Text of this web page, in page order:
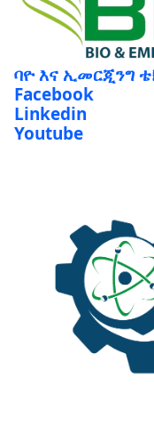
ባዮ እና ኢመርጂንግ
Facebook
Linkedin
Youtube